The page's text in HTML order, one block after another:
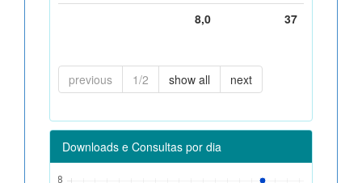
8,0
37
previous 1/2 show all next
Downloads e Consultas por dia